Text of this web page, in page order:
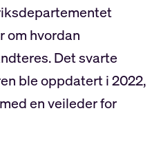
om hvordan
Det svarte
ble oppdatert i 2022,
en veileder for